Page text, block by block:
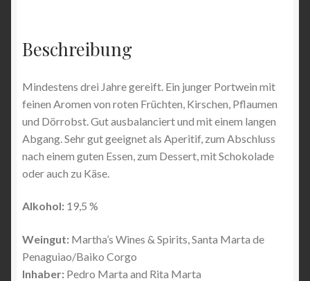
Beschreibung
Mindestens drei Jahre gereift. Ein junger Portwein mit
feinen Aromen von roten Früchten, Kirschen, Pflaumen
und Dörrobst. Gut ausbalanciert und mit einem langen
Abgang. Sehr gut geeignet als Aperitif, zum Abschluss
nach einem guten Essen, zum Dessert, mit Schokolade
oder auch zu Käse.
Alkohol: 19,5 %
Weingut: Martha’s Wines & Spirits, Santa Marta de
Penaguiao/Baiko Corgo
Inhaber: Pedro Marta and Rita Marta